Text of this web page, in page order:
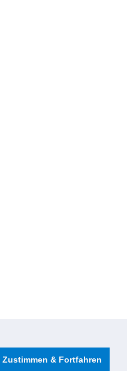
Zustimmen & Fortfahren